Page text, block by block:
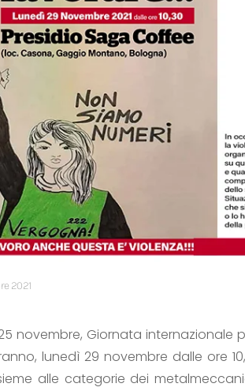
2021
novembre, Giornata internazionale
lunedì 29 novembre dalle ore
alle categorie dei